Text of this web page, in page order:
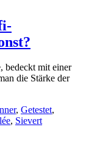
bedeckt mit einer
die Stärke der
, Getestet,
, Sievert